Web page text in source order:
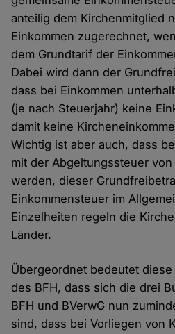
anteilig dem Kirchenmitglied
Einkommen zugerechnet,
dem Grundtarif der
Dabei wird dann der
dass bei Einkommen
(je nach Steuerjahr) keine
damit keine
Wichtig ist aber auch, dass
mit der Abgeltungssteuer
werden, dieser
Einkommensteuer im
Einzelheiten regeln die
Länder.
Übergeordnet bedeutet
des BFH, dass sich die drei
BFH und BVerwG nun
sind, dass bei Vorliegen von